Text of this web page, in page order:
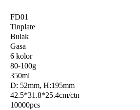
FD01
Tinplate
Bulak
Gasa
6 kolor
80-100g
350ml
D: 52mm, H:195mm
42.5*31.8*25.4cm/ctn
10000pcs